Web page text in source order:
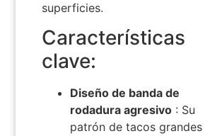
superficies.
Características
clave:
Diseño de banda de
rodadura agresivo: Su
patrón de tacos grandes